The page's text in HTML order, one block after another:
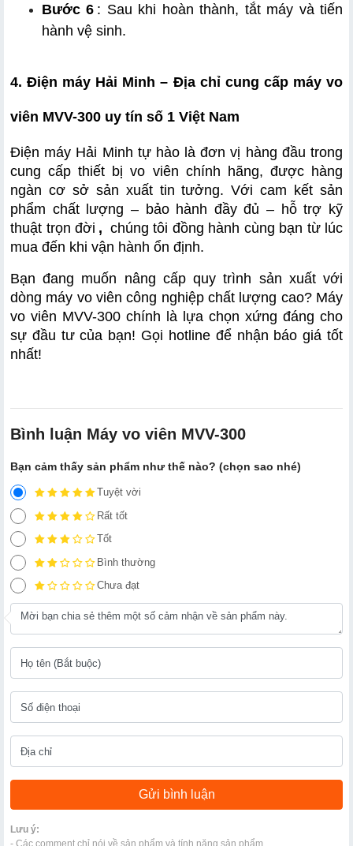
Bước 6 : Sau khi hoàn thành, tắt máy và tiến
hành vệ sinh.
4. Điện máy Hải Minh – Địa chỉ cung cấp máy vo
viên MVV-300 uy tín số 1 Việt Nam
Điện máy Hải Minh tự hào là đơn vị hàng đầu trong
cung cấp thiết bị vo viên chính hãng, được hàng
ngàn cơ sở sản xuất tin tưởng. Với cam kết sản
phẩm chất lượng – bảo hành đầy đủ – hỗ trợ kỹ
thuật trọn đời , chúng tôi đồng hành cùng bạn từ lúc
mua đến khi vận hành ổn định.
Bạn đang muốn nâng cấp quy trình sản xuất với
dòng máy vo viên công nghiệp chất lượng cao? Máy
vo viên MVV-300 chính là lựa chọn xứng đáng cho
sự đầu tư của bạn! Gọi hotline để nhận báo giá tốt
nhất!
Bình luận Máy vo viên MVV-300
Bạn cảm thấy sản phẩm như thế nào? (chọn sao nhé)
Tuyệt vời
Rất tốt
Tốt
Bình thường
Chưa đạt
Lưu ý: